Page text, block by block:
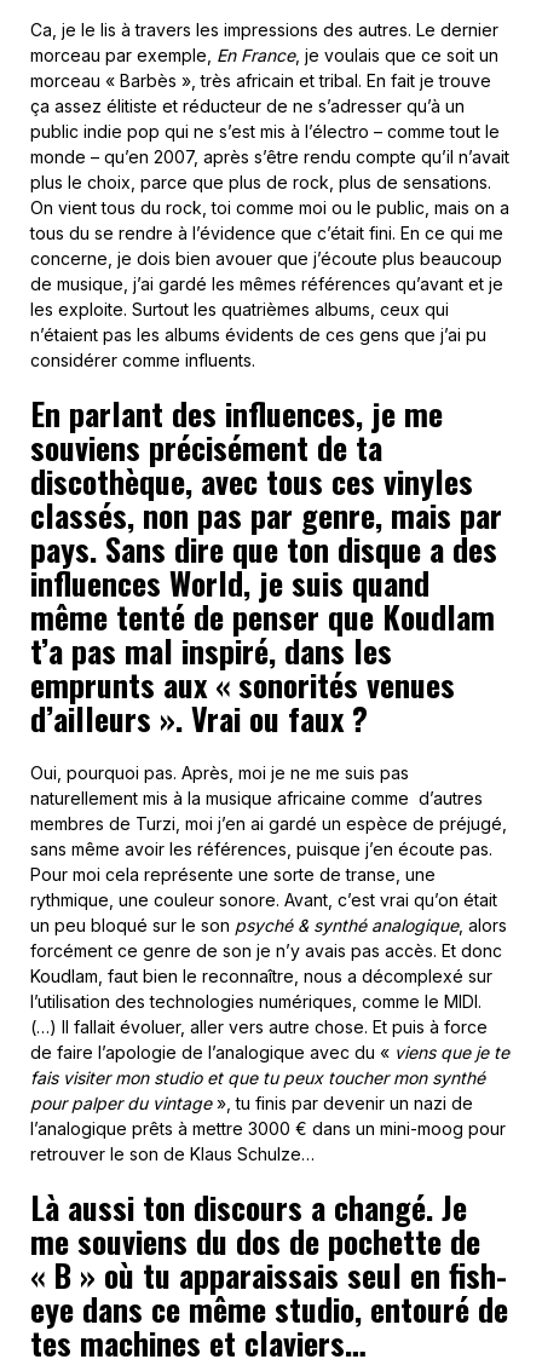
Ca, je le lis à travers les impressions des autres. Le dernier
morceau par exemple, En France, je voulais que ce soit un
morceau « Barbès », très africain et tribal. En fait je trouve
ça assez élitiste et réducteur de ne s’adresser qu’à un
public indie pop qui ne s’est mis à l’électro – comme tout le
monde – qu’en 2007, après s’être rendu compte qu’il n’avait
plus le choix, parce que plus de rock, plus de sensations.
On vient tous du rock, toi comme moi ou le public, mais on a
tous du se rendre à l’évidence que c’était fini. En ce qui me
concerne, je dois bien avouer que j’écoute plus beaucoup
de musique, j’ai gardé les mêmes références qu’avant et je
les exploite. Surtout les quatrièmes albums, ceux qui
n’étaient pas les albums évidents de ces gens que j’ai pu
considérer comme influents.
En parlant des influences, je me
souviens précisément de ta
discothèque, avec tous ces vinyles
classés, non pas par genre, mais par
pays. Sans dire que ton disque a des
influences World, je suis quand
même tenté de penser que Koudlam
t’a pas mal inspiré, dans les
emprunts aux « sonorités venues
d’ailleurs ». Vrai ou faux ?
Oui, pourquoi pas. Après, moi je ne me suis pas
naturellement mis à la musique africaine comme d’autres
membres de Turzi, moi j’en ai gardé un espèce de préjugé,
sans même avoir les références, puisque j’en écoute pas.
Pour moi cela représente une sorte de transe, une
rythmique, une couleur sonore. Avant, c’est vrai qu’on était
un peu bloqué sur le son psyché & synthé analogique, alors
forcément ce genre de son je n’y avais pas accès. Et donc
Koudlam, faut bien le reconnaître, nous a décomplexé sur
l’utilisation des technologies numériques, comme le MIDI.
(…) Il fallait évoluer, aller vers autre chose. Et puis à force
de faire l’apologie de l’analogique avec du « viens que je te
fais visiter mon studio et que tu peux toucher mon synthé
pour palper du vintage», tu finis par devenir un nazi de
l’analogique prêts à mettre 3000 € dans un mini-moog pour
retrouver le son de Klaus Schulze…
Là aussi ton discours a changé. Je
me souviens du dos de pochette de
« B » où tu apparaissais seul en fish-
eye dans ce même studio, entouré de
tes machines et claviers…